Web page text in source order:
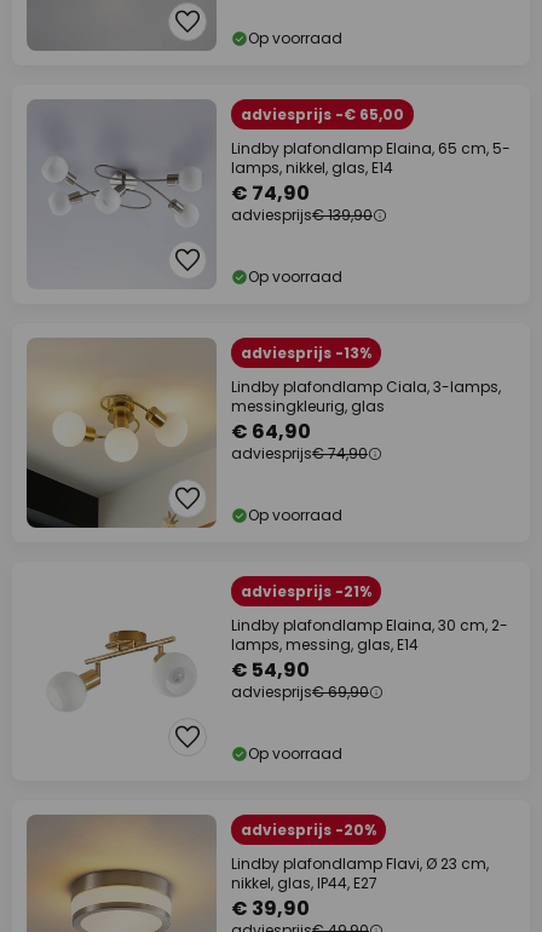
Op voorraad
adviesprijs -€ 65,00
Lindby plafondlamp Elaina, 65 cm, 5-
lamps, nikkel, glas, E14
€ 74,90
adviesprijs€ 139,90
Op voorraad
adviesprijs -13%
Lindby plafondlamp Ciala, 3-lamps,
messingkleurig, glas
€ 64,90
adviesprijs€ 74,90
Op voorraad
adviesprijs -21%
Lindby plafondlamp Elaina, 30 cm, 2-
lamps, messing, glas, E14
€ 54,90
adviesprijs€ 69,90
Op voorraad
adviesprijs -20%
Lindby plafondlamp Flavi, Ø 23 cm,
nikkel, glas, IP44, E27
€ 39,90